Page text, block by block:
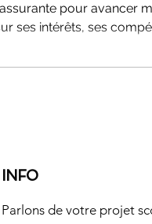
pour avancer
ses intérêts, ses
d’orientation et
INFO
Parlons de votre projet